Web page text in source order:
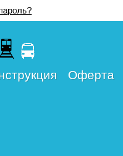
Оферта